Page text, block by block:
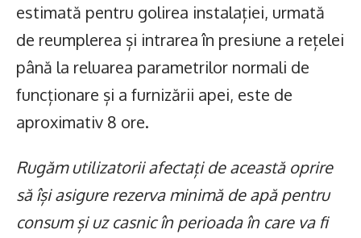
estimată pentru golirea instalației, urmată
de reumplerea și intrarea în presiune a rețelei
până la reluarea parametrilor normali de
funcționare și a furnizării apei, este de
aproximativ 8 ore.
Rugăm utilizatorii afectați de această oprire
să își asigure rezerva minimă de apă pentru
consum și uz casnic în perioada în care va fi